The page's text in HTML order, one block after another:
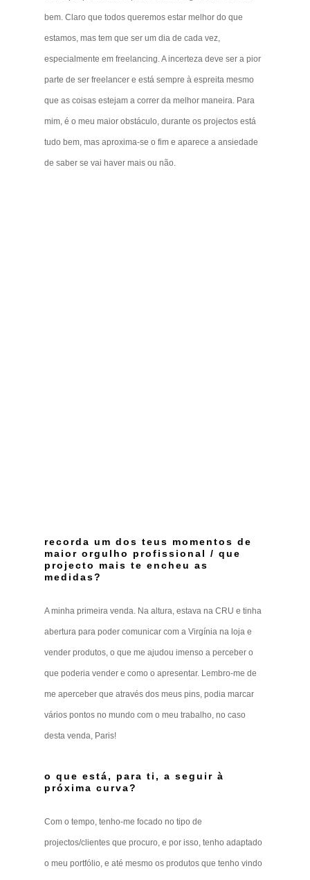
bem. Claro que todos queremos estar melhor do que
estamos, mas tem que ser um dia de cada vez,
especialmente em freelancing. A incerteza deve ser a pior
parte de ser freelancer e está sempre à espreita mesmo
que as coisas estejam a correr da melhor maneira. Para
mim, é o meu maior obstáculo, durante os projectos está
tudo bem, mas aproxima-se o fim e aparece a ansiedade
de saber se vai haver mais ou não.
recorda um dos teus momentos de
maior orgulho profissional / que
projecto mais te encheu as
medidas?
A minha primeira venda. Na altura, estava na CRU e tinha
abertura para poder comunicar com a Virgínia na loja e
vender produtos, o que me ajudou imenso a perceber o
que poderia vender e como o apresentar. Lembro-me de
me aperceber que através dos meus pins, podia marcar
vários pontos no mundo com o meu trabalho, no caso
desta venda, Paris!
o que está, para ti, a seguir à
próxima curva?
Com o tempo, tenho-me focado no tipo de
projectos/clientes que procuro, e por isso, tenho adaptado
o meu portfólio, e até mesmo os produtos que tenho vindo